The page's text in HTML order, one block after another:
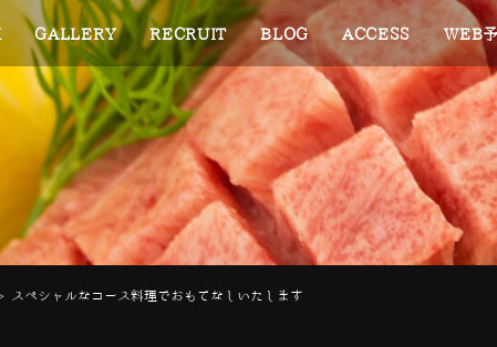
GALLERY RECRUIT BLOG ACCESS WEB
スペシャルなコース料理でおもてなしいたします